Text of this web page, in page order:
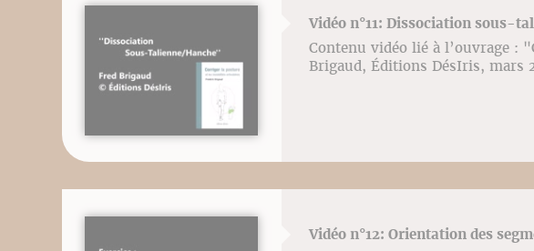
Vidéo n°11: Dissociation sous-
Contenu vidéo lié à l’ouvrage :
Brigaud, Éditions DésIris, mars
Vidéo n°12: Orientation des